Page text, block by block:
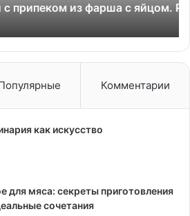
фарша с яйцом. Рецепт с
по
Комментарии
как искусство
для мяса: секреты приготовления
сочетания